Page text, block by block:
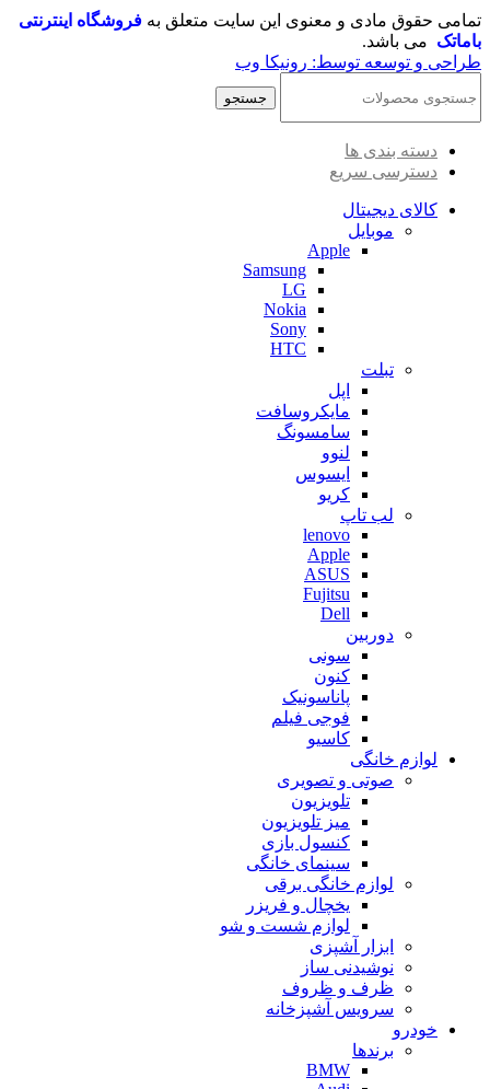
تمامی حقوق مادی و معنوی این سایت متعلق به فروشگاه اینترنتی
باماتک می باشد.
طراحی و توسعه توسط: رونیکا وب
جستجو
دسته بندی ها
دسترسی سریع
کالای دیجیتال
موبایل
Apple
Samsung
LG
Nokia
Sony
HTC
تبلت
اپل
مایکروسافت
سامسونگ
لنوو
ایسوس
کریو
لب تاپ
lenovo
Apple
ASUS
Fujitsu
Dell
دوربین
سونی
کنون
پاناسونیک
فوجی فیلم
کاسیو
لوازم خانگی
صوتی و تصویری
تلویزیون
میز تلویزیون
کنسول بازی
سینمای خانگی
لوازم خانگی برقی
یخچال و فریزر
لوازم شست و شو
ابزار آشپزی
نوشیدنی ساز
ظرف و ظروف
سرویس آشپزخانه
خودرو
برندها
BMW